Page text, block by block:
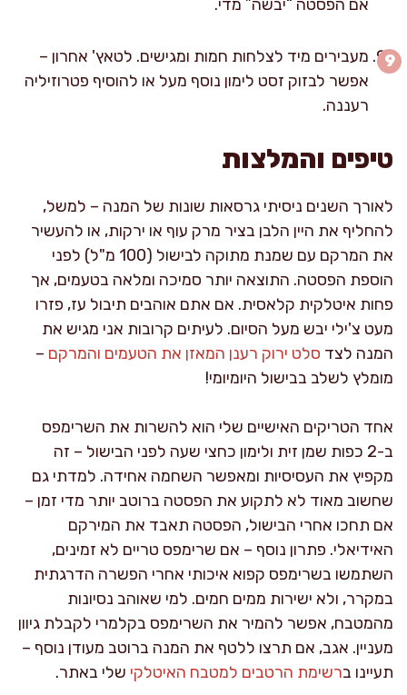
אם הפסטה “יבשה” מדי.
מעבירים מיד לצלחות חמות ומגישים. לטאץ' אחרון –
אפשר לבזוק זסט לימון נוסף מעל או להוסיף פטרוזיליה
רעננה.
טיפים והמלצות
לאורך השנים ניסיתי גרסאות שונות של המנה – למשל,
להחליף את היין הלבן בציר מרק עוף או ירקות, או להעשיר
את המרקם עם שמנת מתוקה לבישול (100 מ"ל) לפני
הוספת הפסטה. התוצאה יותר סמיכה ומלאה בטעמים, אך
פחות איטלקית קלאסית. אם אתם אוהבים תיבול עז, פזרו
מעט צ'ילי יבש מעל הסיום. לעיתים קרובות אני מגיש את
המנה לצד סלט ירוק רענן המאזן את הטעמים והמרקם –
מומלץ לשלב בבישול היומיומי!
אחד הטריקים האישיים שלי הוא להשרות את השרימפס
ב-2 כפות שמן זית ולימון כחצי שעה לפני הבישול – זה
מקפיץ את העסיסיות ומאפשר השחמה אחידה. למדתי גם
שחשוב מאוד לא לתקוע את הפסטה ברוטב יותר מדי זמן –
אם תחכו אחרי הבישול, הפסטה תאבד את המירקם
האידיאלי. פתרון נוסף – אם שרימפס טריים לא זמינים,
השתמשו בשרימפס קפוא איכותי אחרי הפשרה הדרגתית
במקרר, ולא ישירות ממים חמים. למי שאוהב נסיונות
מהמטבח, אפשר להמיר את השרימפס בקלמרי לקבלת גיוון
מעניין. אגב, אם תרצו ללטף את המנה ברוטב מעודן נוסף –
תעיינו ברשימת הרטבים למטבח האיטלקי שלי באתר.